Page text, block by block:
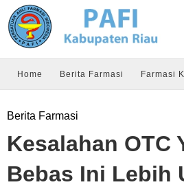
Home Berita Farmasi Farmasi
Berita Farmasi
Kesalahan OTC
Bebas Ini Lebih